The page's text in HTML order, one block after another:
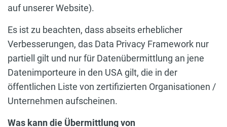
auf unserer Website).
Es ist zu beachten, dass abseits erheblicher
Verbesserungen, das Data Privacy Framework nur
partiell gilt und nur für Datenübermittlung an jene
Datenimporteure in den USA gilt, die in der
öffentlichen Liste von zertifizierten Organisationen /
Unternehmen aufscheinen.
Was kann die Übermittlung von